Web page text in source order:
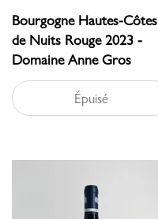
Bourgogne Hautes-Côtes
de Nuits Rouge 2023 -
Domaine Anne Gros
Épuisé